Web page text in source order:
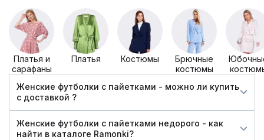
Платья и
сарафаны
Платья Костюмы
Брючные
костюмы
Женские футболки с пайетками - можно ли купить
c доставкой ?
Женские футболки с пайетками недорого - как
найти в каталоге Ramonki?